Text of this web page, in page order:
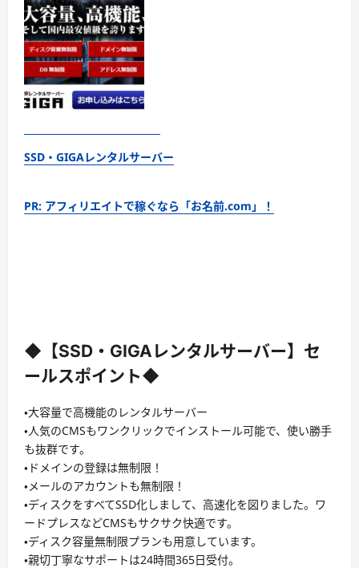
SSD・GIGAレンタルサーバー
PR: アフィリエイトで稼ぐなら「お名前.com」！
◆【SSD・GIGAレンタルサーバー】セ
ールスポイント◆
・大容量で高機能のレンタルサーバー
・人気のCMSもワンクリックでインストール可能で、使い勝手
も抜群です。
・ドメインの登録は無制限！
・メールのアカウントも無制限！
・ディスクをすべてSSD化しまして、高速化を図りました。ワ
ードプレスなどCMSもサクサク快適です。
・ディスク容量無制限プランも用意しています。
・親切丁寧なサポートは24時間365日受付。